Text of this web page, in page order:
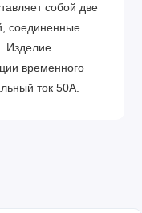
собой две
соединенные
Изделие
временного
ток 50А.